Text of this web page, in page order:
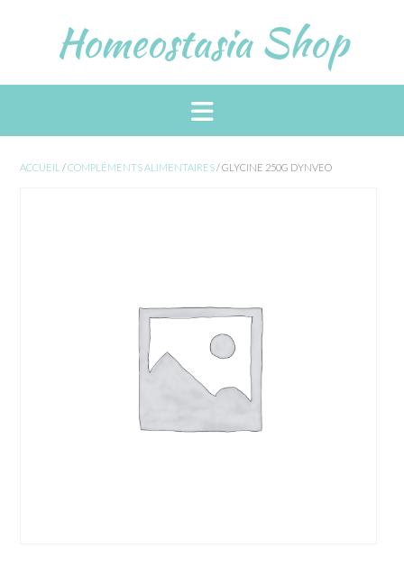
Homeostasia Shop
ACCUEIL /COMPLÉMENTS ALIMENTAIRES/ GLYCINE 250G DYNVEO